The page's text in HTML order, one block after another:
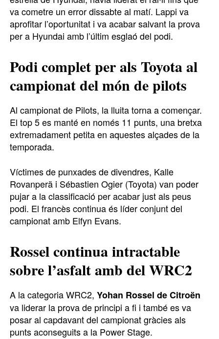
va cometre un error dissabte al matí. Lappi va
aprofitar l’oportunitat i va acabar salvant la prova
per a Hyundai amb l’últim esglaó del podi.
Podi complet per als Toyota al
campionat del món de pilots
Al campionat de Pilots, la lluita torna a començar.
El top 5 es manté en només 11 punts, una bretxa
extremadament petita en aquestes alçades de la
temporada.
Víctimes de punxades de divendres, Kalle
Rovanperä i Sébastien Ogier (Toyota) van poder
pujar a la classificació per acabar just als peus
podi. El francès continua és líder conjunt del
campionat amb Elfyn Evans.
Rossel continua intractable
sobre l’asfalt amb del WRC2
A la categoria WRC2, Yohan Rossel de Citroën
va liderar la prova de principi a fi i també es va
posar al capdavant del campionat gràcies als
punts aconseguits a la Power Stage.